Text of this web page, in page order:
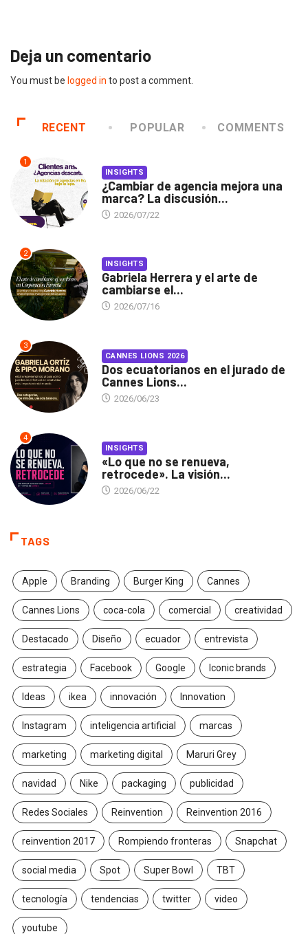
Deja un comentario
You must be logged in to post a comment.
RECENT POPULAR COMMENTS
1
INSIGHTS
¿Cambiar de agencia mejora una
marca? La discusión...
2026/07/22
2
INSIGHTS
Gabriela Herrera y el arte de
cambiarse el...
2026/07/16
3
CANNES LIONS 2026
Dos ecuatorianos en el jurado de
Cannes Lions...
2026/06/23
4
INSIGHTS
«Lo que no se renueva,
retrocede». La visión...
2026/06/22
TAGS
Apple Branding Burger King Cannes
Cannes Lions coca-cola comercial creatividad
Destacado Diseño ecuador entrevista
estrategia Facebook Google Iconic brands
Ideas ikea innovación Innovation
Instagram inteligencia artificial marcas
marketing marketing digital Maruri Grey
navidad Nike packaging publicidad
Redes Sociales Reinvention Reinvention 2016
reinvention 2017 Rompiendo fronteras Snapchat
social media Spot Super Bowl TBT
tecnología tendencias twitter video
youtube